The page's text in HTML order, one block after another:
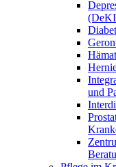
und